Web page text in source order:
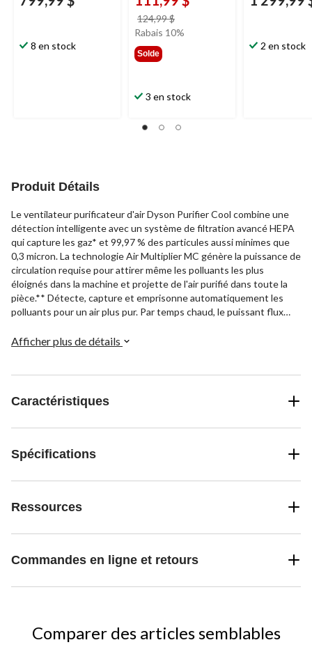
8 en stock
124,99 $
était
Rabais 10%
Solde
3 en stock
2 en stock
Produit Détails
Le ventilateur purificateur d'air Dyson Purifier Cool combine une
détection intelligente avec un système de filtration avancé HEPA
qui capture les gaz* et 99,97 % des particules aussi minimes que
0,3 micron. La technologie Air Multiplier MC génère la puissance de
circulation requise pour attirer même les polluants les plus
éloignés dans la machine et projette de l'air purifié dans toute la
pièce.** Détecte, capture et emprisonne automatiquement les
polluants pour un air plus pur. Par temps chaud, le puissant flux
Afficher plus de détails
Caractéristiques
Spécifications
Ressources
Commandes en ligne et retours
Comparer des articles semblables